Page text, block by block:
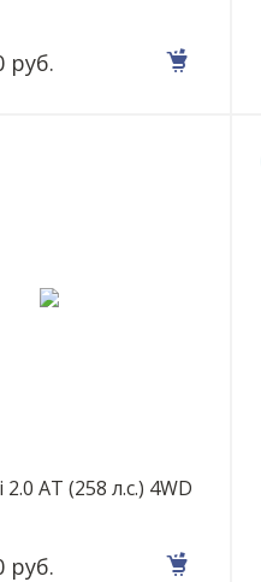
руб.
AT (258 л.с.) 4WD
руб.